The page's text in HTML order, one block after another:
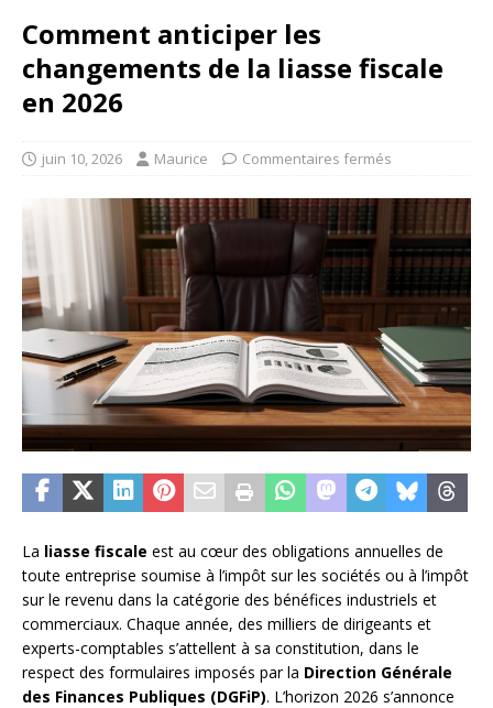
Comment anticiper les
changements de la liasse fiscale
en 2026
juin 10, 2026 Maurice Commentaires fermés
La liasse fiscale est au cœur des obligations annuelles de
toute entreprise soumise à l’impôt sur les sociétés ou à l’impôt
sur le revenu dans la catégorie des bénéfices industriels et
commerciaux. Chaque année, des milliers de dirigeants et
experts-comptables s’attellent à sa constitution, dans le
respect des formulaires imposés par la Direction Générale
des Finances Publiques (DGFiP). L’horizon 2026 s’annonce